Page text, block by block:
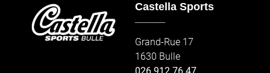
Castella Sports
Grand-Rue 17
1630 Bulle